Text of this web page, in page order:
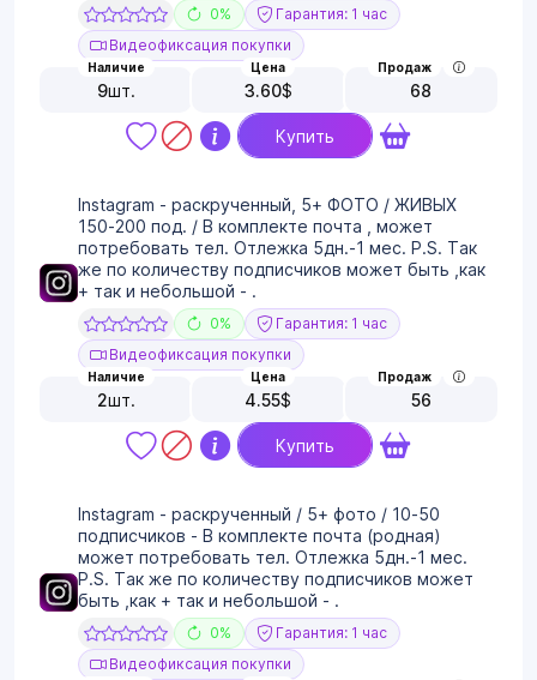
0%
Гарантия: 1 час
Видеофиксация покупки
Наличие
9шт.
Цена
3.60$
Продаж
68
Купить
Instagram - раскрученный, 5+ ФОТО / ЖИВЫХ
150-200 под. / В комплекте почта , может
потребовать тел. Отлежка 5дн.-1 мес. P.S. Так
же по количеству подписчиков может быть ,как
+ так и небольшой - .
0%
Гарантия: 1 час
Видеофиксация покупки
Наличие
2шт.
Цена
4.55$
Продаж
56
Купить
Instagram - раскрученный / 5+ фото / 10-50
подписчиков - В комплекте почта (родная)
может потребовать тел. Отлежка 5дн.-1 мес.
P.S. Так же по количеству подписчиков может
быть ,как + так и небольшой - .
0%
Гарантия: 1 час
Видеофиксация покупки